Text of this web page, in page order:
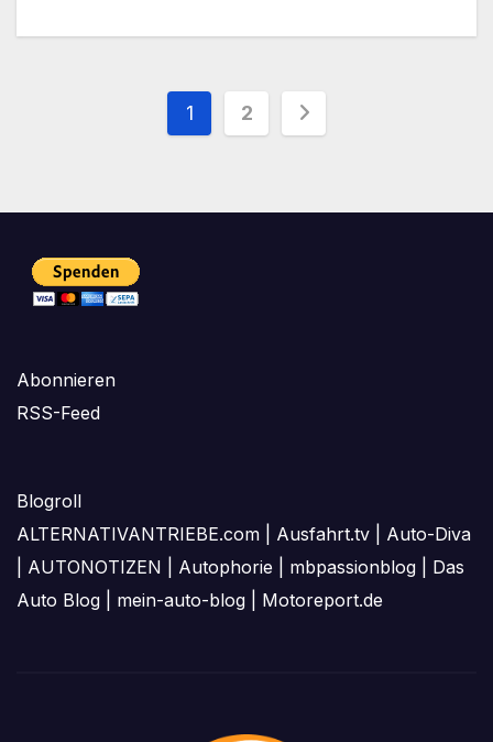
Beiträge
1 2
Abonnieren
RSS-Feed
Blogroll
ALTERNATIVANTRIEBE.com
Ausfahrt.tv
Auto-Diva
AUTONOTIZEN Autophorie mbpassionblog
Das
Auto Blog
mein-auto-blog Motoreport.de